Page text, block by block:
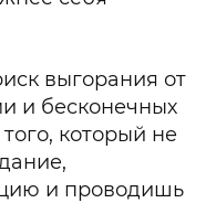
выгорания от
и бесконечных
который не
и проводишь